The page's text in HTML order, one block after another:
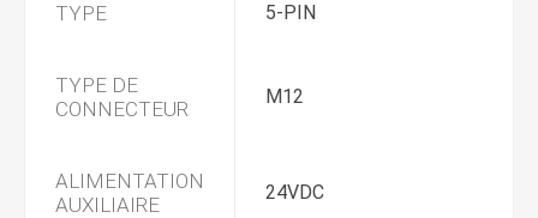
TYPE 5-PIN
TYPE DE
CONNECTEUR
M12
ALIMENTATION
AUXILIAIRE
24VDC